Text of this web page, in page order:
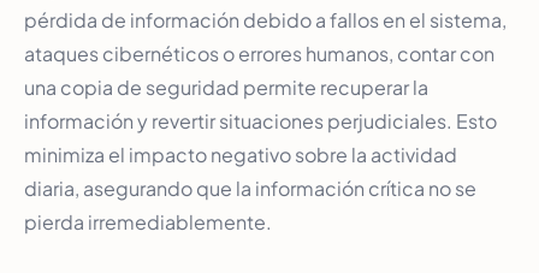
pérdida de información debido a fallos en el sistema,
ataques cibernéticos o errores humanos, contar con
una copia de seguridad permite recuperar la
información y revertir situaciones perjudiciales. Esto
minimiza el impacto negativo sobre la actividad
diaria, asegurando que la información crítica no se
pierda irremediablemente.